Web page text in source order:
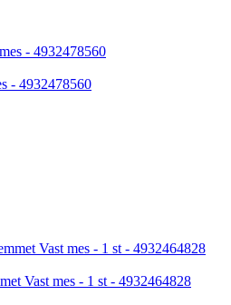
- 4932478560
Vast mes - 1 st - 4932464828